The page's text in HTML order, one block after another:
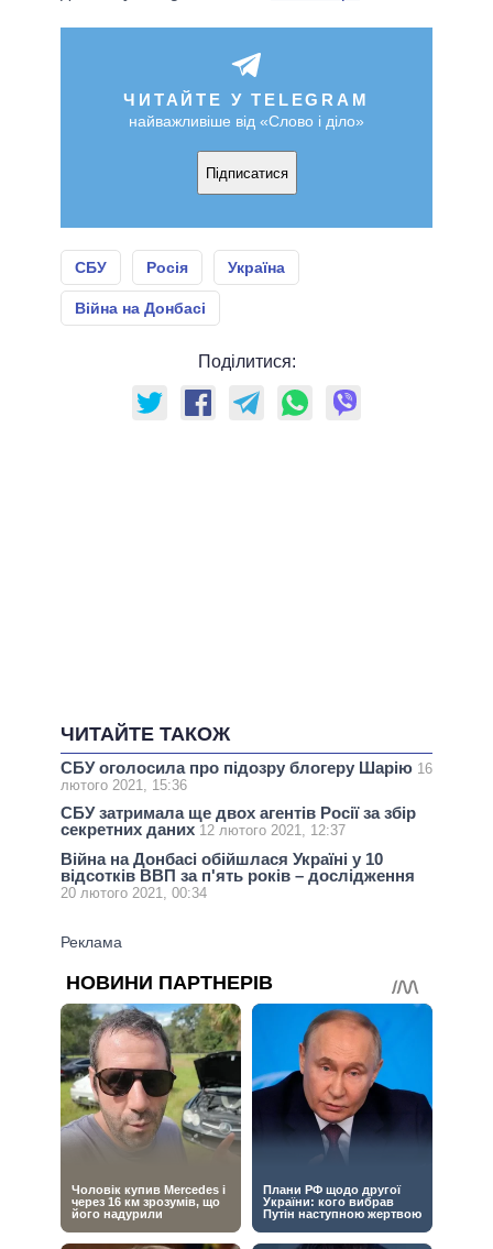
ЧИТАЙТЕ У TELEGRAM
найважливіше від «Слово і діло»
Підписатися
СБУ Росія Україна
Війна на Донбасі
Поділитися:
ЧИТАЙТЕ ТАКОЖ
СБУ оголосила про підозру блогеру Шарію 16
лютого 2021, 15:36
СБУ затримала ще двох агентів Росії за збір
секретних даних 12 лютого 2021, 12:37
Війна на Донбасі обійшлася Україні у 10
відсотків ВВП за п'ять років – дослідження
20 лютого 2021, 00:34